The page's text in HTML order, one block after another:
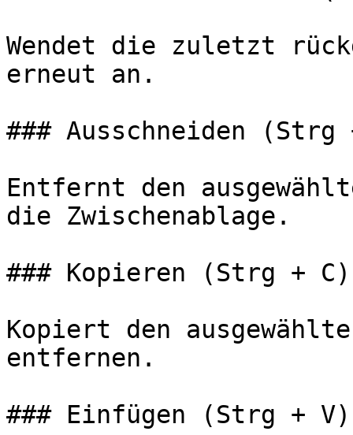
Wendet die zuletzt
erneut an.
### Ausschneiden (Strg
Entfernt den
die Zwischenablage.
### Kopieren (Strg + C)
Kopiert den
entfernen.
### Einfügen (Strg + V)